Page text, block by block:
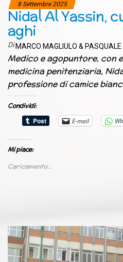
8 Settembre 2025
Nidal Al Yassin,
aghi
Di MARCO MAGLIULO &
Medico e agopuntore, con
medicina penitenziaria,
professione di camice
Condividi:
E-mail
Mi piace:
Caricamento...